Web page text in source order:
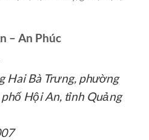
– An Phúc
Hai Bà Trưng, phường
Hội An, tỉnh Quảng